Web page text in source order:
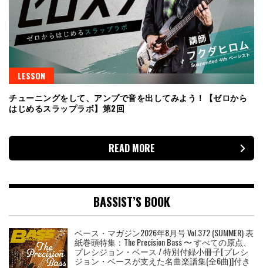
LESSON
チューニングをして、アンプで音を出してみよう！【ゼロから
はじめるスラップラボ】第2回
READ MORE
BASSIST’S BOOK
ベース・マガジン2026年8月号 Vol.372 (SUMMER) 表
紙巻頭特集：The Precision Bass 〜 すべての原点、
プレシジョン・ベース / 特別付録小冊子[プレシ
ジョン・ベースが支えた名曲楽譜集(全6曲)]付き